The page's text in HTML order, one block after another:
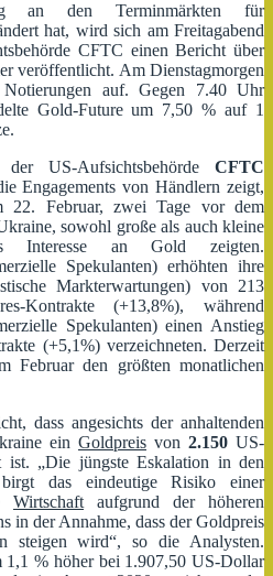
an den Terminmärkten für
hat, wird sich am Freitagabend
CFTC einen Bericht über
veröffentlicht. Am Dienstagmorgen
Notierungen auf. Gegen 7.40 Uhr
Gold-Future um 7,50 % auf 1
US-Aufsichtsbehörde CFTC
Engagements von Händlern zeigt,
22. Februar, zwei Tage vor dem
sowohl große als auch kleine
Interesse an Gold zeigten.
Spekulanten) erhöhten ihre
Markterwartungen) von 213
Kontrakte (+13,8%), während
Spekulanten) einen Anstieg
(+5,1%) verzeichneten. Derzeit
Februar den größten monatlichen
dass angesichts der anhaltenden
ein Goldpreis von 2.150 US-
„Die jüngste Eskalation in den
das eindeutige Risiko einer
Wirtschaft aufgrund der höheren
in der Annahme, dass der Goldpreis
steigen wird“, so die Analysten.
% höher bei 1.907,50 US-Dollar